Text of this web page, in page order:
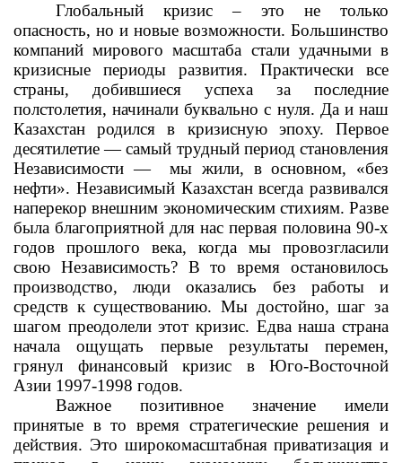
Глобальный кризис – это не только
опасность, но и новые возможности. Большинство
компаний мирового масштаба стали удачными в
кризисные периоды развития. Практически все
страны, добившиеся успеха за последние
полстолетия, начинали буквально с нуля. Да и наш
Казахстан родился в кризисную эпоху. Первое
десятилетие — самый трудный период становления
Независимости —
мы жили, в основном, «без
нефти». Независимый Казахстан всегда развивался
наперекор внешним экономическим стихиям. Разве
была благоприятной для нас первая половина 90-х
годов прошлого века, когда мы провозгласили
свою Независимость? В то время остановилось
производство, люди оказались без работы и
средств к существованию. Мы достойно, шаг за
шагом преодолели этот кризис. Едва наша страна
начала ощущать первые результаты перемен,
грянул финансовый кризис в Юго-Восточной
Азии 1997-1998 годов.
Важное позитивное значение имели
принятые в то время стратегические решения и
действия. Это широкомасштабная приватизация и